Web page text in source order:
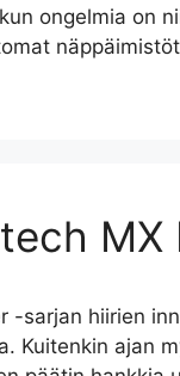
ongelmia on
MX
-sarjan hiirien
Kuitenkin ajan